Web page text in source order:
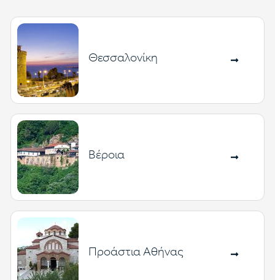
Θεσσαλονίκη
Βέροια
Προάστια Αθήνας